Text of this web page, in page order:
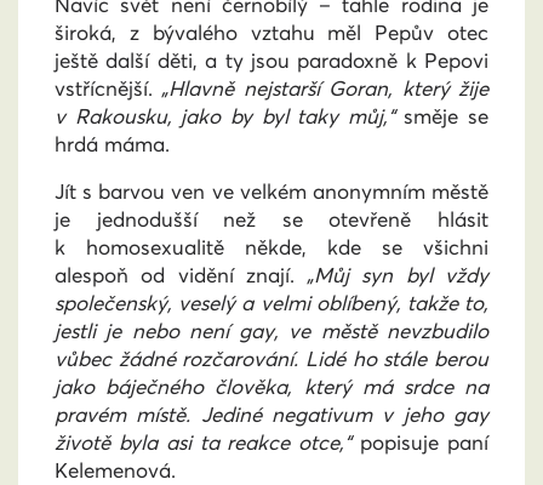
široká, z bývalého vztahu měl Pepův otec
ještě další děti, a ty jsou paradoxně k Pepovi
vstřícnější. „Hlavně nejstarší Goran, který žije
v Rakousku, jako by byl taky můj,“směje se
hrdá máma.
Jít s barvou ven ve velkém anonymním městě
je jednodušší než se otevřeně hlásit
k homosexualitě někde, kde se všichni
alespoň od vidění znají. „Můj syn byl vždy
společenský, veselý a velmi oblíbený, takže to,
jestli je nebo není gay, ve městě nevzbudilo
vůbec žádné rozčarování. Lidé ho stále berou
jako báječného člověka, který má srdce na
pravém místě. Jediné negativum v jeho gay
životě byla asi ta reakce otce,“popisuje paní
Kelemenová.